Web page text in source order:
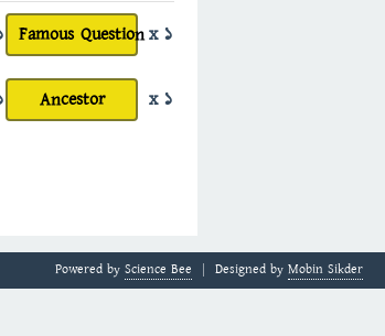
Famous Questionx 1
Ancestor x 1
Designed by Mobin Sikder
Powered by Science Bee